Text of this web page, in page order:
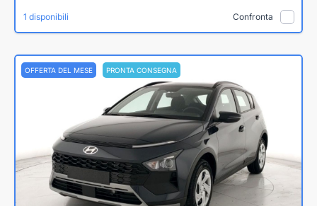
1 disponibili Confronta
OFFERTA DEL MESE PRONTA CONSEGNA